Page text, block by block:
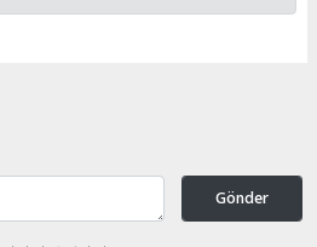
Gönder